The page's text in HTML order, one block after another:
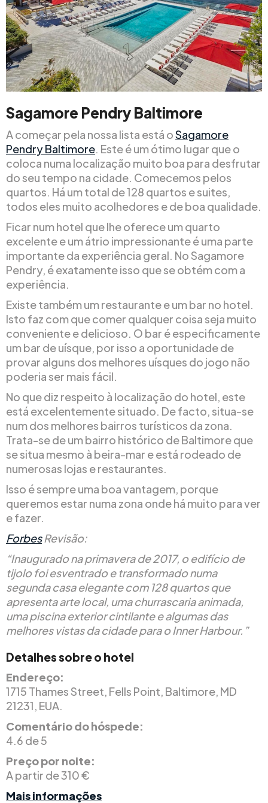
Sagamore Pendry Baltimore
A começar pela nossa lista está oSagamore
Pendry Baltimore. Este é um ótimo lugar que o
coloca numa localização muito boa para desfrutar
do seu tempo na cidade. Comecemos pelos
quartos. Há um total de 128 quartos e suites,
todos eles muito acolhedores e de boa qualidade.
Ficar num hotel que lhe oferece um quarto
excelente e um átrio impressionante é uma parte
importante da experiência geral. No Sagamore
Pendry, é exatamente isso que se obtém com a
experiência.
Existe também um restaurante e um bar no hotel.
Isto faz com que comer qualquer coisa seja muito
conveniente e delicioso. O bar é especificamente
um bar de uísque, por isso a oportunidade de
provar alguns dos melhores uísques do jogo não
poderia ser mais fácil.
No que diz respeito à localização do hotel, este
está excelentemente situado. De facto, situa-se
num dos melhores bairros turísticos da zona.
Trata-se de um bairro histórico de Baltimore que
se situa mesmo à beira-mar e está rodeado de
numerosas lojas e restaurantes.
Isso é sempre uma boa vantagem, porque
queremos estar numa zona onde há muito para ver
e fazer.
ForbesRevisão:
“Inaugurado na primavera de 2017, o edifício de
tijolo foi esventrado e transformado numa
segunda casa elegante com 128 quartos que
apresenta arte local, uma churrascaria animada,
uma piscina exterior cintilante e algumas das
melhores vistas da cidade para o Inner Harbour.”
Detalhes sobre o hotel
Endereço:
1715 Thames Street, Fells Point, Baltimore, MD
21231, EUA.
Comentário do hóspede:
4.6 de 5
Preço por noite:
A partir de 310 €
Mais informações